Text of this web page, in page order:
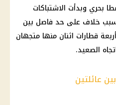
بحري وبدأت الاشتباكات
بسبب خلاف على حد فاصل بين
قطارات اثنان منها متجهان
الصعيد.
عائلتين